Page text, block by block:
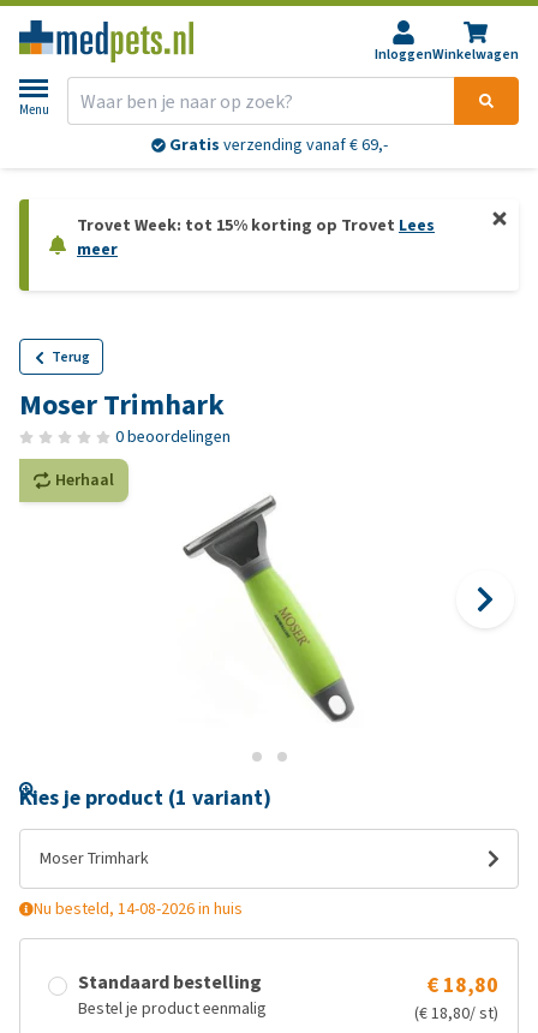
InloggenWinkelwagen
Menu
Gratis verzending vanaf € 69,-
Trovet Week: tot 15% korting op Trovet Lees
meer
Terug
Moser Trimhark
0 beoordelingen
Herhaal
Kies je product (1 variant)
Moser Trimhark
Nu besteld, 14-08-2026 in huis
Standaard bestelling
Bestel je product eenmalig
€ 18,80
(€ 18,80/ st)